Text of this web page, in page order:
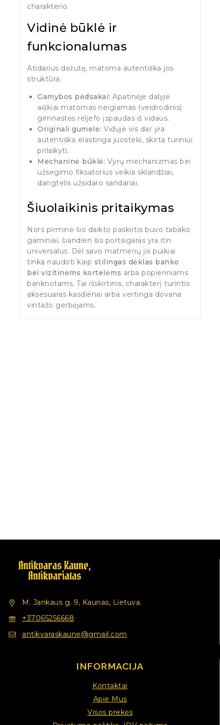
charakterio.
Vidinė būklė ir
funkcionalumas
Atidarius dėžutę, matoma autentiška jos
struktūra:
Gamybos pėdsakai: Apatinėje dalyje
aiškiai matomas neigiamas (veidrodinis)
gimnastės reljefo įspaudas iš vidaus.
Originali gumelė: Viduje vis dar yra
autentiška elastinga juostelė, skirta turiniui
prilaikyti.
Mechaninė būklė: Vyrų mechanizmas bei
užsegimo fiksatorius veikia sklandžiai,
dangtelis užsidaro sandariai.
Šiuolaikinis pritaikymas
Nors pirminė šio daikto paskirtis buvo tabako
gaminiai, šiandien šis portsigaras yra itin
universalus. Dėl savo matmenų jis puikiai
tinka naudoti kaip stilingas dėklas banko
bei vizitinėms kortelėms arba popieriniams
banknotams. Tai išskirtinis, charakterį turintis
aksesuaras kasdienai arba vertinga dovana
vintažo gerbėjams.
M. Jankaus g. 9, Kaunas, Lietuva.
+37065256668
antikvaraskaune@gmail.com
INFORMACIJA
Kontaktai
Apie Mus
Visos prekės